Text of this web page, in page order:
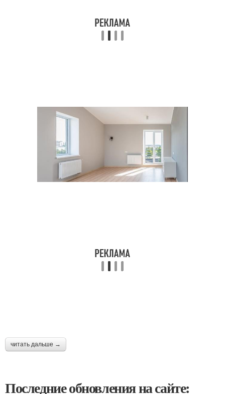
читать дальше →
Последние обновления на сайте: